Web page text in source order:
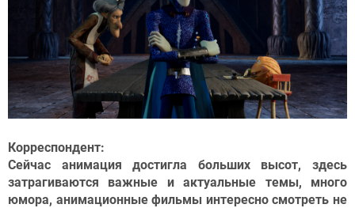
Корреспондент:
Сейчас анимация достигла больших высот, здесь
затрагиваются важные и актуальные темы, много
юмора, анимационные фильмы интересно смотреть не